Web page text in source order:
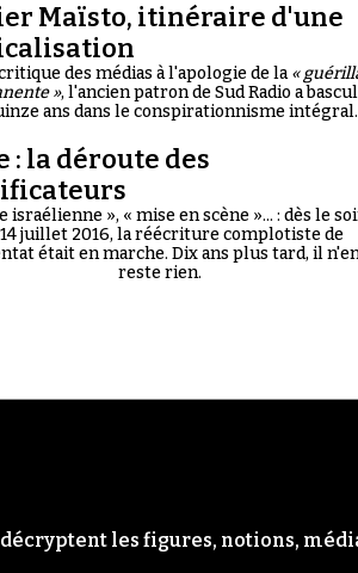
Maïsto, itinéraire d'une
des médias à l'apologie de la«
», l'ancien patron de Sud Radio a
ans dans le conspirationnisme intégral.
: la déroute des
israélienne », « mise en scène »... : dès le
juillet 2016, la réécriture complotiste de
était en marche. Dix ans plus tard, il
reste rien.
les figures, notions,